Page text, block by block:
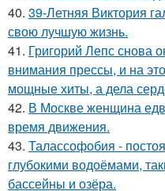
40. 39-Летняя Виктория
свою лучшую жизнь.
41. Григорий Лепс снова
внимания прессы, и на
мощные хиты, а дела
42. В Москве женщина
время движения.
43. Талассофобия -
глубокими водоёмами,
бассейны и озёра.